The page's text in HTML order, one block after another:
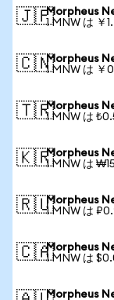
🇯🇵Morpheus
1 MNW は ￥
🇨🇳Morpheus
1 MNW は ￥
🇹🇷Morpheus
1 MNW は
🇰🇷Morpheus
1 MNW は
🇷🇺Morpheus
1 MNW は
🇨🇦Morpheus
1 MNW は
Morpheus